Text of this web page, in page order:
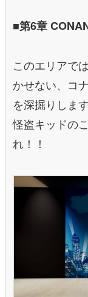
■第6章
このエリアで
かせない、コ
を深掘りしま
怪盗キッドの
れ！！